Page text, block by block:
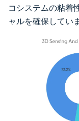
コシステムの粘着
ャルを確保してい